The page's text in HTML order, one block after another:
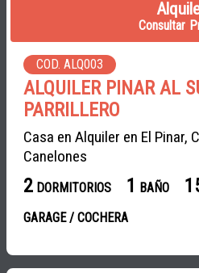
Consultar
COD. ALQ003
ALQUILER PINAR AL
PARRILLERO
Casa en Alquiler en El Pinar,
Canelones
2 DORMITORIOS 1 BAÑO
GARAGE / COCHERA